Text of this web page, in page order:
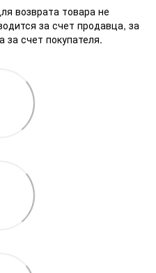
возврата товара не
за счет продавца, за
счет покупателя.